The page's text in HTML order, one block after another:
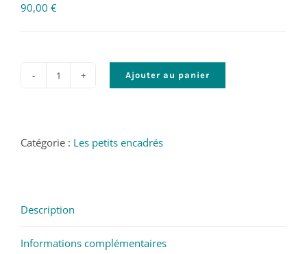
90,00 €
guet
©
James
Ajouter au panier
Catégorie : Les petits encadrés
Description
Informations complémentaires